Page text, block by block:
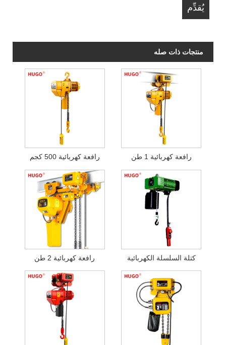
منتجات ذات صله
رافعة كهربائية 500 كجم رافعة كهربائية 1 طن
رافعة كهربائية 2 طن كتلة السلسلة الكهربائية